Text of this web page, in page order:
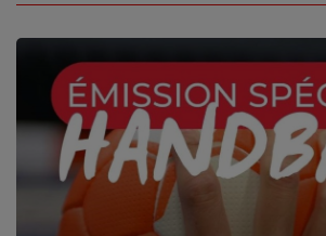
L'ÉQUIPE
C'ÉTAIT QUOI CE TITRE ?
MÉDIAS
PODCASTS - SAISON 2026/2027